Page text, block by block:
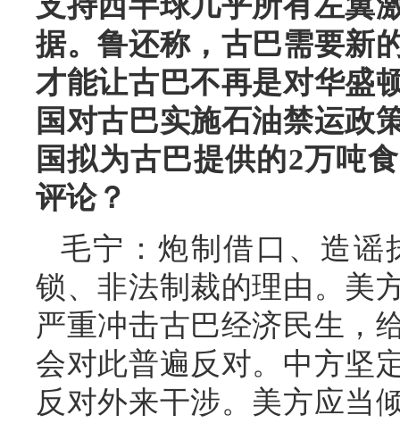
据。鲁还称，古巴需要新
才能让古巴不再是对华盛
国对古巴实施石油禁运政
国拟为古巴提供的2万吨
评论？
毛宁：炮制借口、造谣
锁、非法制裁的理由。美
严重冲击古巴经济民生，
会对此普遍反对。中方坚
反对外来干涉。美方应当